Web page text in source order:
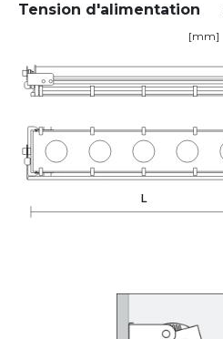
Tension d'alimentation
[mm]